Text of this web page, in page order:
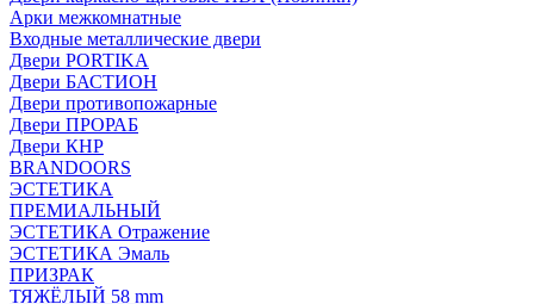
Арки межкомнатные
Входные металлические двери
Двери PORTIKA
Двери БАСТИОН
Двери противопожарные
Двери ПРОРАБ
Двери КНР
BRANDOORS
ЭСТЕТИКА
ПРЕМИАЛЬНЫЙ
ЭСТЕТИКА Отражение
ЭСТЕТИКА Эмаль
ПРИЗРАК
ТЯЖЁЛЫЙ 58 mm